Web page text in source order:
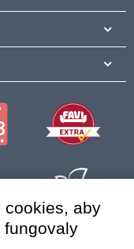
cookies, aby
fungovaly